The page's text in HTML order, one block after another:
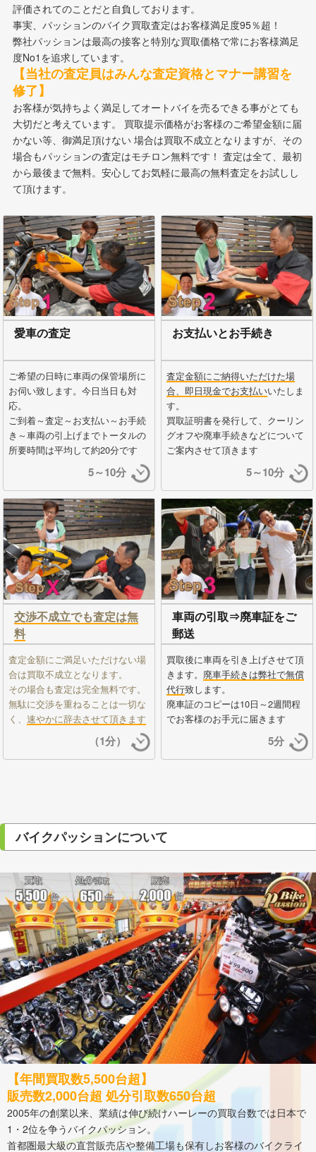
評価されてのことだと自負しております。
事実、パッションのバイク買取査定はお客様満足度95％超！
弊社パッションは最高の接客と特別な買取価格で常にお客様満足
度No1を追求しています。
【当社の査定員はみんな査定資格とマナー講習を
修了】
お客様が気持ちよく満足してオートバイを売るできる事がとても
大切だと考えています。 買取提示価格がお客様のご希望金額に届
かない等、御満足頂けない 場合は買取不成立となりますが、その
場合もパッションの査定はモチロン無料です！ 査定は全て、最初
から最後まで無料。安心してお気軽に最高の無料査定をお試しし
て頂けます。
愛車の査定
ご希望の日時に車両の保管場所に
お伺い致します。今日当日も対
応。
ご到着～査定～お支払い～お手続
き～車両の引上げまでトータルの
所要時間は平均して約20分です
5～10分
お支払いとお手続き
査定金額にご納得いただけた場
合、即日現金でお支払いいたしま
す。
買取証明書を発行して、クーリン
グオフや廃車手続きなどについて
ご案内させて頂きます
5～10分
交渉不成立でも査定は無
料
査定金額にご満足いただけない場
合は買取不成立となります。
その場合も査定は完全無料です。
無駄に交渉を重ねることは一切な
く、 速やかに辞去させて頂きます
（1分）
車両の引取⇒廃車証をご
郵送
買取後に車両を引き上げさせて頂
きます。 廃車手続きは弊社で無償
代行致します。
廃車証のコピーは10日～2週間程
でお客様のお手元に届きます
5分
バイクパッションについて
【年間買取数5,500台超】
販売数2,000台超 処分引取数650台超
2005年の創業以来、業績は伸び続けハーレーの買取台数では日本で
1・2位を争うバイクパッション。
首都圏最大級の直営販売店や整備工場も保有しお客様のバイクライ